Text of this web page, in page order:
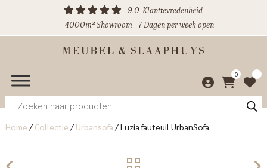
9.0 Klanttevredenheid
4000m² Showroom
7 Dagen per week open
0
Producten
zoeken
Home / Collectie / Urbansofa /Luzia fauteuil UrbanSofa